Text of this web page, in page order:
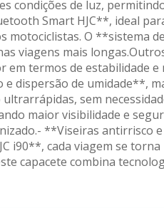
condições de luz,
Smart HJC**, ideal
motociclistas. O **sistema
viagens mais
em termos de estabilidade
dispersão de umidade**,
ultrarrápidas, sem
maior visibilidade e
**Viseiras antirrisco
i90**, cada viagem se
capacete combina